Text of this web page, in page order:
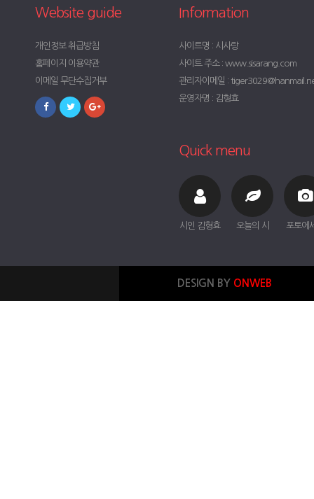
Website guide
개인정보 취급방침
홈페이지 이용약관
이메일 무단수집거부
Information
사이트명 : 시사랑
사이트 주소 : www.sisarang.com
관리자이메일 :
운영자명 : 김형효
Quick menu
시인 김형효 오늘의 시 포토에
DESIGN BY ONWEB